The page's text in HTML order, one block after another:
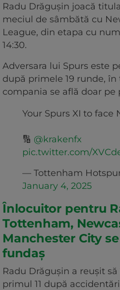
Radu Drăgușin joacă
meciul de sâmbătă cu
League, din etapa cu
14:30.
Adversara lui Spurs este
după primele 19 runde,
compania se află doar pe
Your Spurs XI to face
🔢 @krakenfx
pic.twitter.com/
— Tottenham
January 4, 2025
Înlocuitor pentru
Tottenham,
Manchester City
fundaș
Radu Drăgușin a reușit
primul 11 după